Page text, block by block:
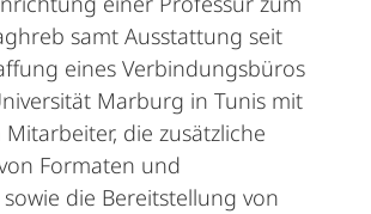
samt Ausstattung seit
eines Verbindungsbüros
Marburg in Tunis mit
die zusätzliche
Formaten und
die Bereitstellung von